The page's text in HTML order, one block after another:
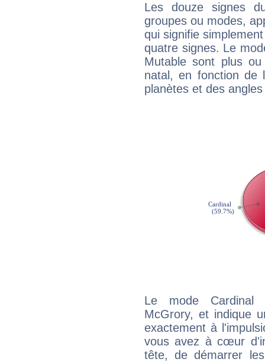
Les douze signes
groupes ou modes,
qui signifie
quatre signes. Le
Mutable sont plus
natal, en fonction de
planètes et des
Le mode Cardinal
McGrory, et indique
exactement à
vous avez à cœur
tête, de démarrer